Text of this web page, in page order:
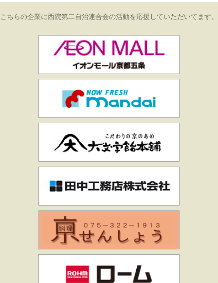
こちらの企業に西院第二自治連合会の活動を応援していただいてます。